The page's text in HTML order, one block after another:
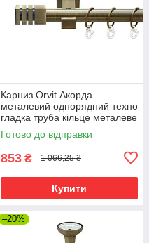
Карниз Orvit Акорда
металевий однорядний техно
гладка труба кільце металеве
Антик 25 мм 160 см (00-
00025800)
Готово до відправки
853 ₴ 1 066,25 ₴
Купити
–20%